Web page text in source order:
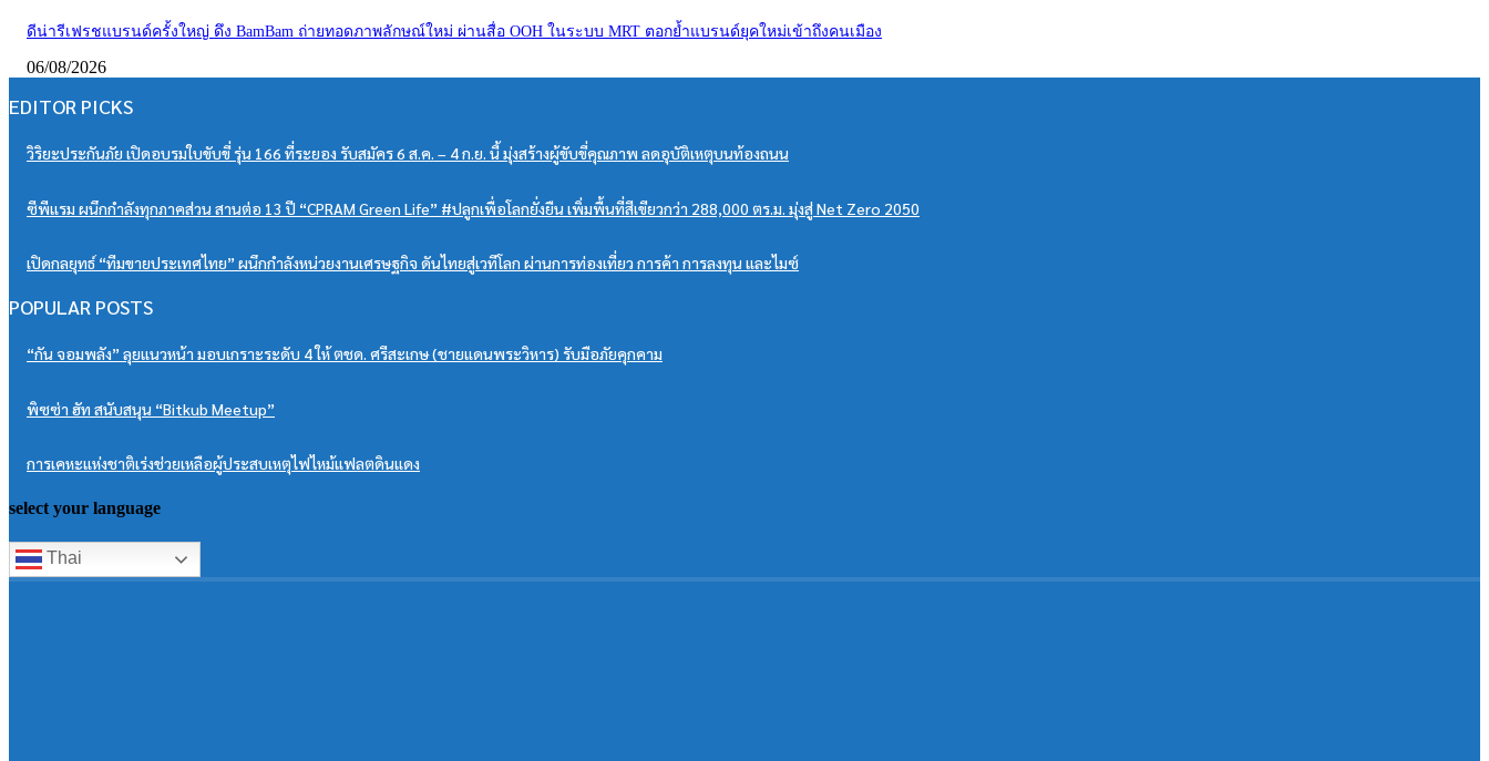
ดีน่ารีเฟรชแบรนด์ครั้งใหญ่ ดึง BamBam ถ่ายทอดภาพลักษณ์ใหม่ ผ่านสื่อ OOH ในระบบ MRT ตอกย้ำแบรนด์ยุคใหม่เข้าถึงคนเมือง
06/08/2026
EDITOR PICKS
วิริยะประกันภัย เปิดอบรมใบขับขี่ รุ่น 166 ที่ระยอง รับสมัคร 6 ส.ค. – 4 ก.ย. นี้ มุ่งสร้างผู้ขับขี่คุณภาพ ลดอุบัติเหตุบนท้องถนน
ซีพีแรม ผนึกกำลังทุกภาคส่วน สานต่อ 13 ปี “CPRAM Green Life” #ปลูกเพื่อโลกยั่งยืน เพิ่มพื้นที่สีเขียวกว่า 288,000 ตร.ม. มุ่งสู่ Net Zero 2050
เปิดกลยุทธ์ “ทีมขายประเทศไทย” ผนึกกำลังหน่วยงานเศรษฐกิจ ดันไทยสู่เวทีโลก ผ่านการท่องเที่ยว การค้า การลงทุน และไมซ์
POPULAR POSTS
“กัน จอมพลัง” ลุยแนวหน้า มอบเกราะระดับ 4 ให้ ตชด. ศรีสะเกษ (ชายแดนพระวิหาร) รับมือภัยคุกคาม
พิซซ่า ฮัท สนับสนุน “Bitkub Meetup”
การเคหะแห่งชาติเร่งช่วยเหลือผู้ประสบเหตุไฟไหม้แฟลตดินแดง
select your language
Thai